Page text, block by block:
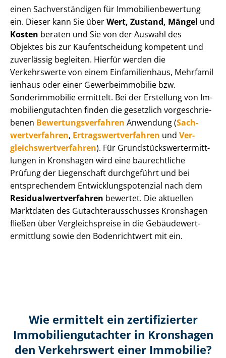
einen Sach­ver­stän­di­gen für Im­mo­bi­li­en­be­wer­tung
ein. Dieser kann Sie überWert, Zustand, Mängel und
Kosten beraten und Sie von der Auswahl des
Objektes bis zur Kauf­ent­schei­dung kompetent und
zuverlässig begleiten. Hierfür werden die
Verkehrswerte von einem Einfamilienhaus, Mehr­fa­mi­l
i­en­haus oder einer Ge­wer­be­im­mo­bi­lie bzw.
Sonderimmobilie ermittelt. Bei der Erstellung von Im­
mo­bi­li­en­gut­ach­ten finden die gesetzlich vor­ge­schrie­
be­nen Be­wer­tungs­ver­fah­ren Anwendung (Sach­
wert­ver­fah­ren, Er­trags­wert­ver­fah­ren und Ver­
gleichs­wert­ver­fah­ren). Für Grund­stücks­wert­ermitt­
lun­gen in Kronshagen wird eine baurechtliche
Prüfung der Liegenschaft durchgeführt und bei
entsprechendem Ent­wick­lungs­po­ten­zi­al nach dem
Re­si­du­al­wert­ver­fah­ren bewertet. Die aktuellen
Marktdaten des Gut­ach­ter­aus­schus­ses Kronshagen
fließen über Ver­gleichs­prei­se in die Ge­bäu­de­wert­
ermitt­lung sowie den Bodenrichtwert mit ein.
Wie ermittelt ein zertifizierter
Immobilien­gutachter in Kronshagen
den Verkehrswert einer Immobilie?